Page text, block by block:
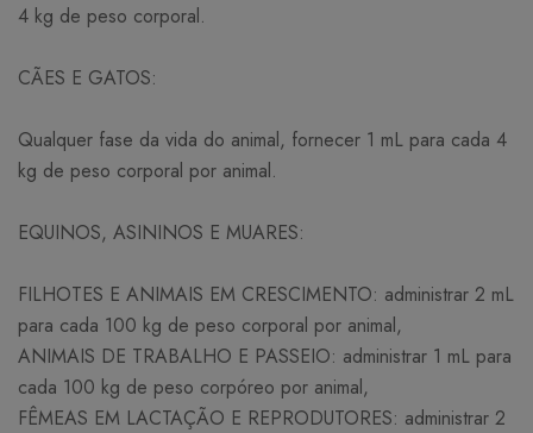
4 kg de peso corporal.
CÃES E GATOS:
Qualquer fase da vida do animal, fornecer 1 mL para cada 4
kg de peso corporal por animal.
EQUINOS, ASININOS E MUARES:
FILHOTES E ANIMAIS EM CRESCIMENTO: administrar 2 mL
para cada 100 kg de peso corporal por animal,
ANIMAIS DE TRABALHO E PASSEIO: administrar 1 mL para
cada 100 kg de peso corpóreo por animal,
FÊMEAS EM LACTAÇÃO E REPRODUTORES: administrar 2